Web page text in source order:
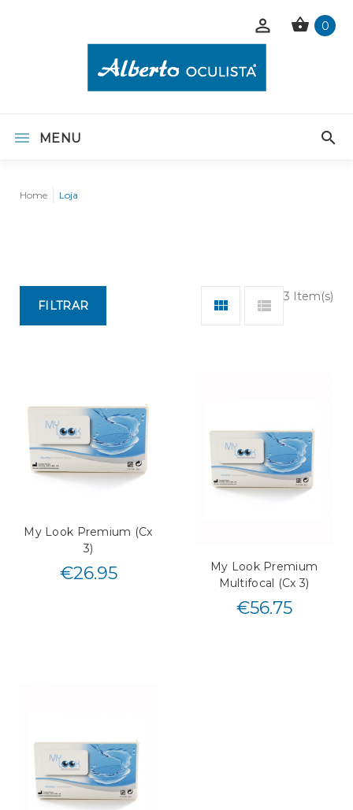
0
MENU
Home Loja
3 Item(s)
FILTRAR
My Look Premium (Cx
3)
€26.95
My Look Premium
Multifocal (Cx 3)
€56.75